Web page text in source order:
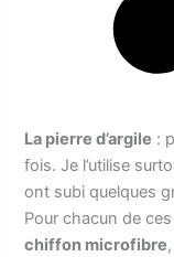
La pierre d’argile :
fois. Je l’utilise
ont subi quelques
Pour chacun de
chiffon microfibre